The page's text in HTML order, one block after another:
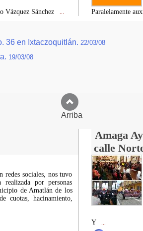
Vázquez Sánchez Paralelamente
36 en Ixtaczoquitlán. 22/03/08
19/03/08
Arriba
Amaga
calle
redes sociales, nos tuvo
por personas
de Amatlán de los
cuotas, hacinamiento,
Y